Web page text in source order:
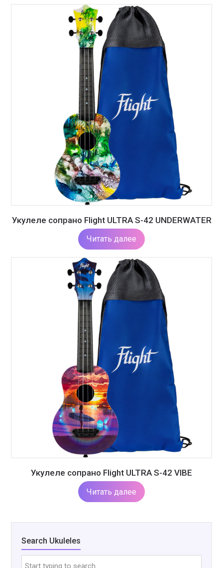
Укулеле сопрано Flight ULTRA S-42 UNDERWATER
Читать далее
Укулеле сопрано Flight ULTRA S-42 VIBE
Читать далее
Search Ukuleles